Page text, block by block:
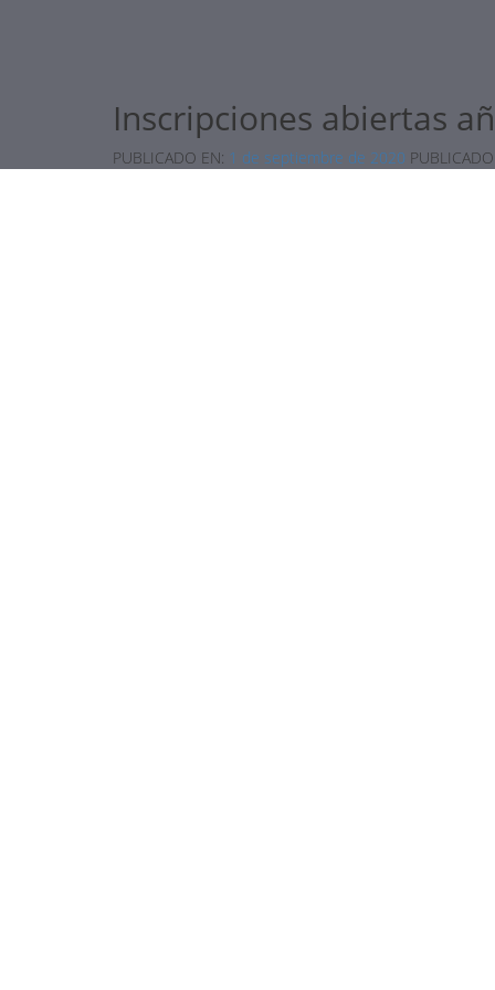
Inscripciones abiertas
PUBLICADO EN: 1 de septiembre de 2020